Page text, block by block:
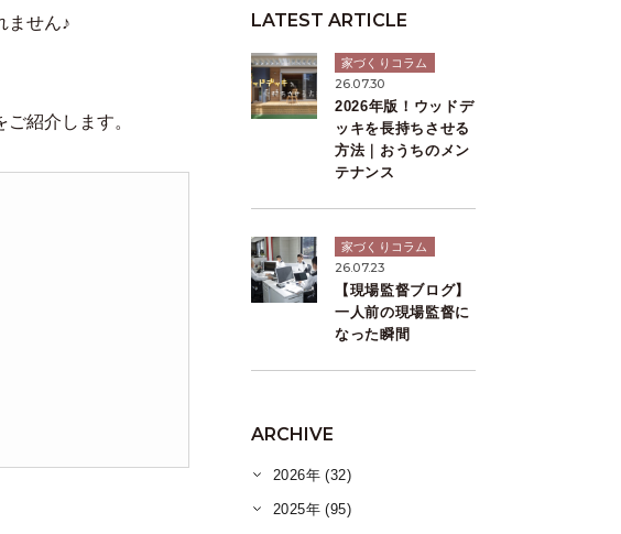
ません♪
ご紹介します。
LATEST ARTICLE
家づくりコラム
26.07.30
2026年版！ウッドデ
ッキを長持ちさせる
方法｜おうちのメン
テナンス
家づくりコラム
26.07.23
【現場監督ブログ】
一人前の現場監督に
なった瞬間
ARCHIVE
2026年 (32)
2025年 (95)